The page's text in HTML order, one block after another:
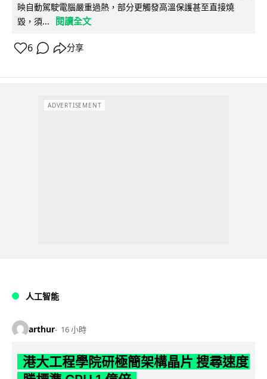
映自動駕駛電腦嚴重過熱，部分更觸發高溫保護甚至直接燒
毀，須...
閱讀全文
6 分享
ADVERTISEMENT
人工智能
arthur 16 小時
港大工程學院研極簡架構晶片 搜尋速度